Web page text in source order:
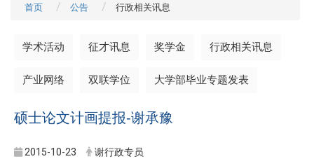
首页 公告 行政相关讯息
学术活动 征才讯息 奖学金 行政相关讯息
产业网络 双联学位 大学部毕业专题发表
硕士论文计画提报-谢承豫
2015-10-23 谢行政专员